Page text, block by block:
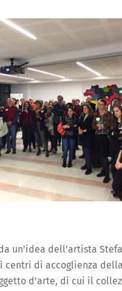
un’idea dell’artista
centri di accoglienza
d’arte, di cui il